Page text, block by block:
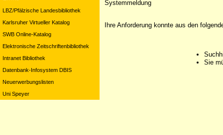
LBZ/Pfälzische Landesbibliothek
Karlsruher Virtueller Katalog
SWB Online-Katalog
Elektronische Zeitschriftenbibliothek
Intranet Bibliothek
Datenbank-Infosystem DBIS
Neuerwerbungslisten
Uni Speyer
Systemmeldung
Ihre Anforderung konnte aus den
Sie